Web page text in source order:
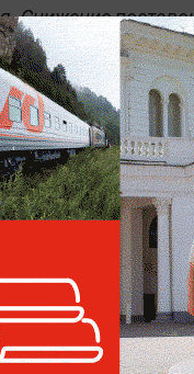
Снижение
ударов Ирана
газа, а ОАЭ
из-за
СПГ-